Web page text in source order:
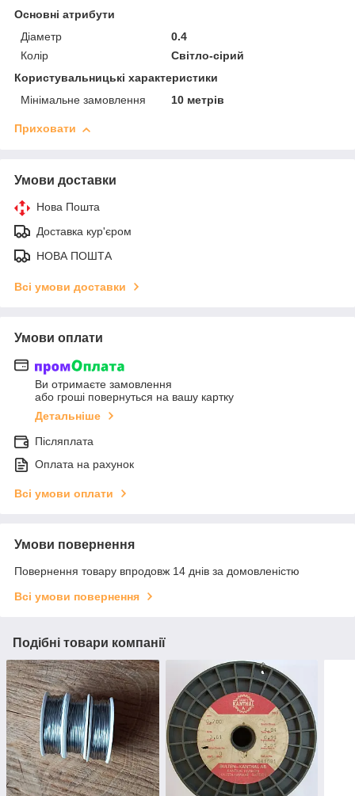
Основні атрибути
Діаметр
0.4
Колір
Світло-сірий
Користувальницькі характеристики
Мінімальне замовлення
10 метрів
Приховати
Умови доставки
Нова Пошта
Доставка кур'єром
НОВА ПОШТА
Всі умови доставки
Умови оплати
Ви отримаєте замовлення
або гроші повернуться на вашу картку
Детальніше
Післяплата
Оплата на рахунок
Всі умови оплати
Умови повернення
Повернення товару впродовж 14 днів за домовленістю
Всі умови повернення
Подібні товари компанії